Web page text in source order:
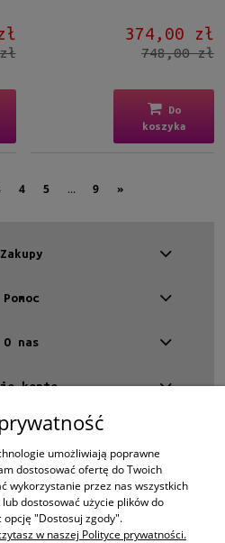
374,00 zł
748,00 zł
Do
koszyka
4 5 ... 9 »
Zakupy
Pomoc
O nas
konto
-
optyk Warszawa
4
Warszawa
696 015 670
umożliwiają poprawne
dostosować ofertę do Twoich
wykorzystanie przez nas wszystkich
dostosować użycie plików do
"Dostosuj zgody".
w naszej Polityce prywatności.